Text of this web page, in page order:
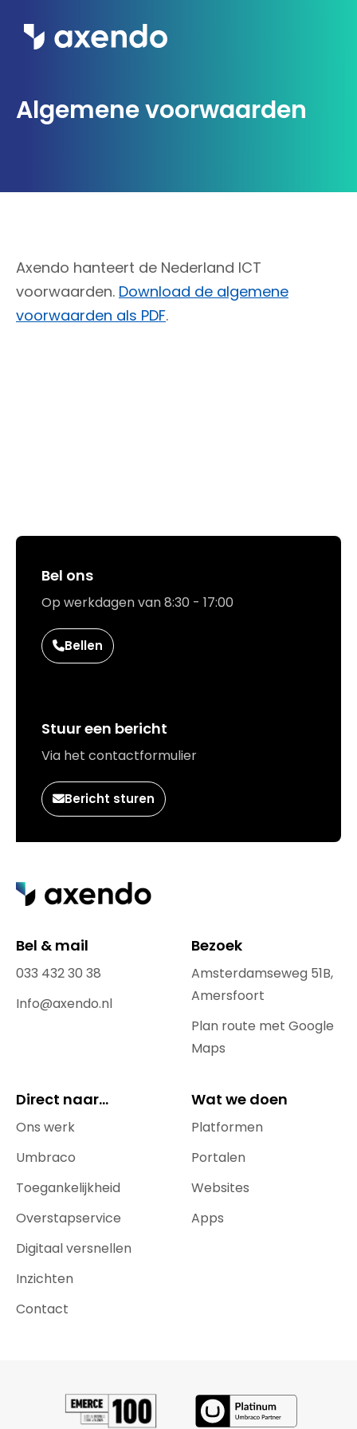
Inzichten
Contact
Werken bij Axendo
Algemene voorwaarden
Axendo hanteert de Nederland ICT
voorwaarden. Download de algemene
voorwaarden als PDF.
Bel ons
Op werkdagen van 8:30 - 17:00
Bellen
Stuur een bericht
Via het contactformulier
Bericht sturen
Bel & mail
033 432 30 38
Info@axendo.nl
Bezoek
Amsterdamseweg 51B,
Amersfoort
Plan route met Google
Maps
Direct naar...
Ons werk
Umbraco
Toegankelijkheid
Overstapservice
Digitaal versnellen
Inzichten
Contact
Wat we doen
Platformen
Portalen
Websites
Apps